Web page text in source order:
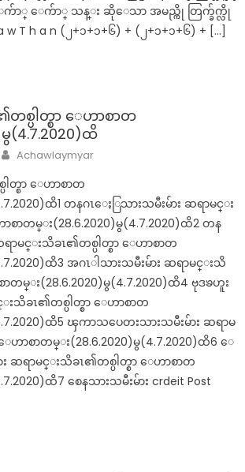
ေက်ာ္ ေက်ာ္ သန္း ဆိုေသာ အမည္ကို တြက္ခ်က္လို
w T h a n (၂+၁+၁+၆) + (၂+၁+၁+၆) + […]
စ္ပါတ္စာ ေဟာစာတ
(4.7.2020)ထိ
Author
Achawlaymyar
တ္စာ ေဟာစာတ
ထိ1 တနဂၤေႏြသားသမီးမ်ား ဆရာမင္း
စာတမ္း(28.6.2020)မွ(4.7.2020)ထိ2 တန
ာမင္းသိခၤ၏တစ္ပါတ္စာ ေဟာစာတ
ထိ3 အဂၤါသားသမီးမ်ား ဆရာမင္းသိ
ာတမ္း(28.6.2020)မွ(4.7.2020)ထိ4 ဗုဒၶဟူး
းသိခၤ၏တစ္ပါတ္စာ ေဟာစာတ
ထိ5 ၾကာသပေတးသားသမီးမ်ား ဆရာမ
ဟာစာတမ္း(28.6.2020)မွ(4.7.2020)ထိ6 ေ
ဆရာမင္းသိခၤ၏တစ္ပါတ္စာ ေဟာစာတ
ထိ7 စေနသားသမီးမ်ား crdeit Post